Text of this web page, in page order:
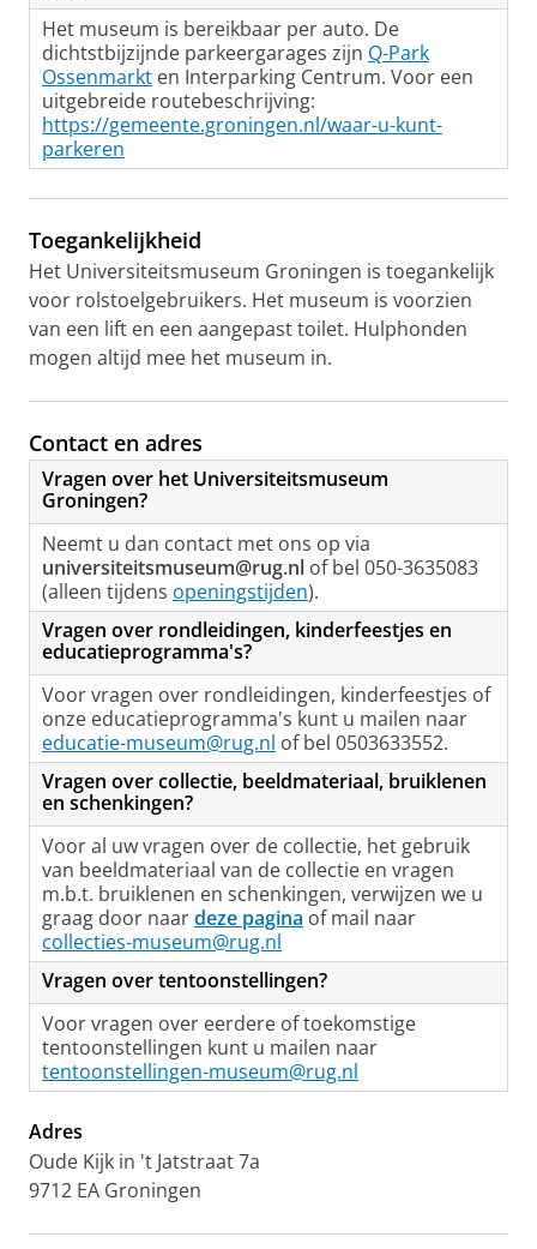
Het museum is bereikbaar per auto. De
dichtstbijzijnde parkeergarages zijn Q-Park
Ossenmarkt en Interparking Centrum. Voor een
uitgebreide routebeschrijving:
https://gemeente.groningen.nl/waar-u-kunt-
parkeren
Toegankelijkheid
Het Universiteitsmuseum Groningen is toegankelijk
voor rolstoelgebruikers. Het museum is voorzien
van een lift en een aangepast toilet. Hulphonden
mogen altijd mee het museum in.
Contact en adres
Vragen over het Universiteitsmuseum
Groningen?
Neemt u dan contact met ons op via
universiteitsmuseum@rug.nl of bel 050-3635083
(alleen tijdens openingstijden).
Vragen over rondleidingen, kinderfeestjes en
educatieprogramma's?
Voor vragen over rondleidingen, kinderfeestjes of
onze educatieprogramma's kunt u mailen naar
educatie-museum@rug.nl of bel 0503633552.
Vragen over collectie, beeldmateriaal, bruiklenen
en schenkingen?
Voor al uw vragen over de collectie, het gebruik
van beeldmateriaal van de collectie en vragen
m.b.t. bruiklenen en schenkingen, verwijzen we u
graag door naardeze pagina of mail naar
collecties-museum@rug.nl
Vragen over tentoonstellingen?
Voor vragen over eerdere of toekomstige
tentoonstellingen kunt u mailen naar
tentoonstellingen-museum@rug.nl
Adres
Oude Kijk in 't Jatstraat 7a
9712 EA Groningen